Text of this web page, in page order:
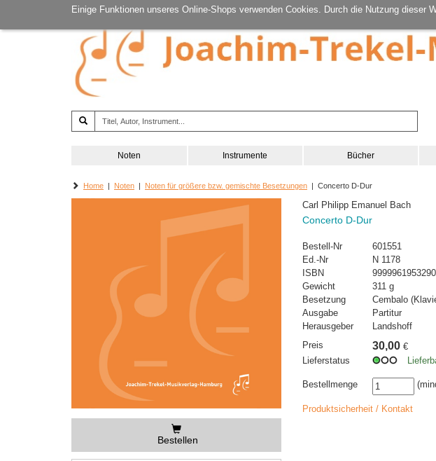
Einige Funktionen unseres Online-Shops verwenden Cookies. Durch die Nutzung dieser
Noten Instrumente Bücher
Home | Noten | Noten für größere bzw. gemischte Besetzungen | Concerto D-Dur
Bestellen
Carl Philipp Emanuel Bach
Concerto D-Dur
Bestell-Nr
601551
Ed.-Nr
N 1178
ISBN
9999961953290
Gewicht
311 g
Besetzung
Cembalo
Ausgabe
Partitur
Herausgeber
Landshoff
Preis
30,00 €
Lieferstatus
Bestellmenge
Produktsicherheit / Kontakt